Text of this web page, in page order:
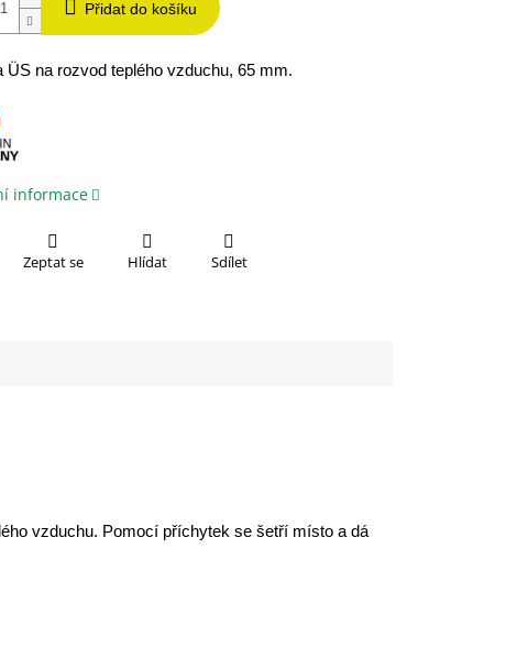
Přidat do košíku
ÜS na rozvod teplého vzduchu, 65 mm.
informace
Zeptat se Hlídat Sdílet
vzduchu. Pomocí příchytek se šetří místo a dá